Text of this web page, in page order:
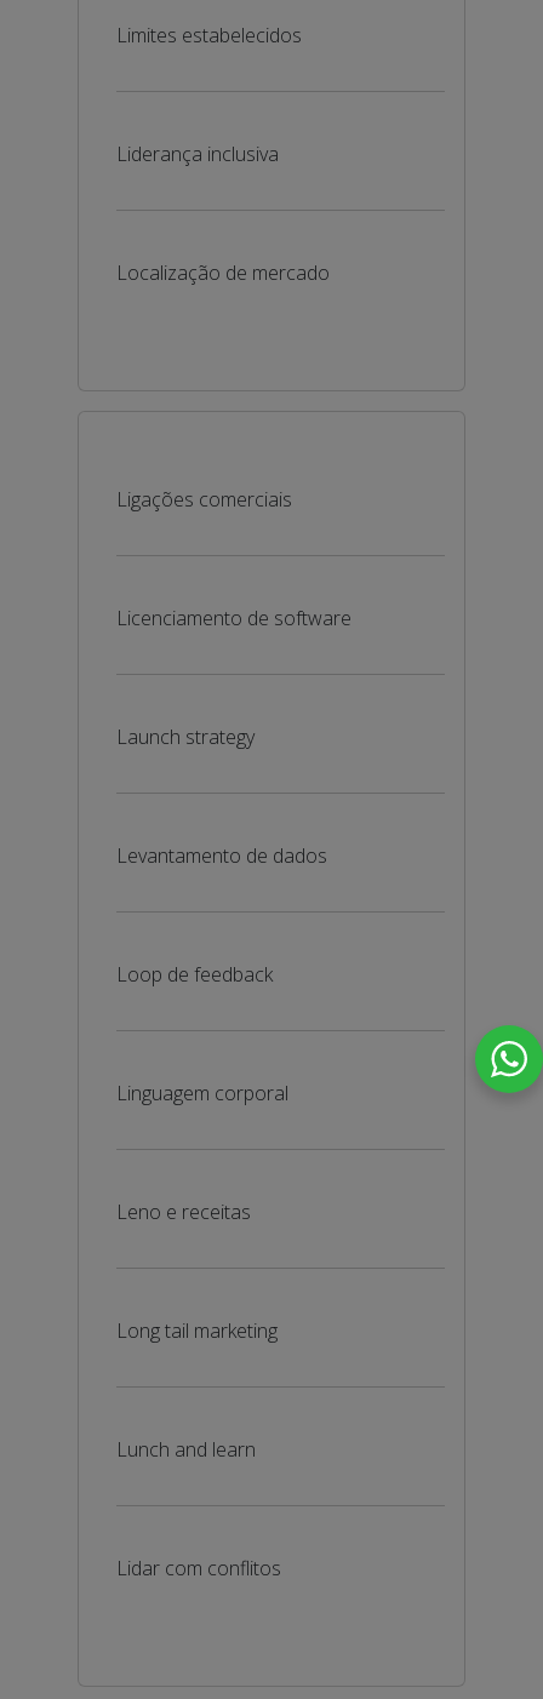
Limites estabelecidos
Liderança inclusiva
Localização de mercado
Ligações comerciais
Licenciamento de software
Launch strategy
Levantamento de dados
Loop de feedback
Linguagem corporal
Leno e receitas
Long tail marketing
Lunch and learn
Lidar com conflitos